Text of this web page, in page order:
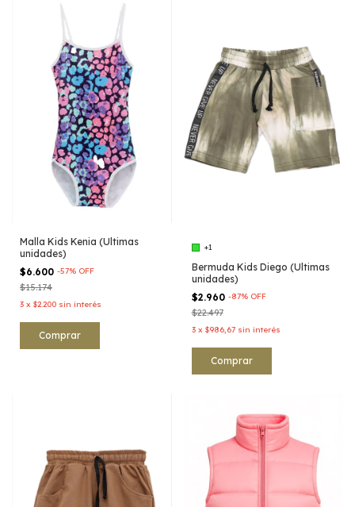
Malla Kids Kenia (Ultimas
unidades)
$6.600 -57% OFF
$15.174
3 x $2.200 sin interés
Comprar
+1
Bermuda Kids Diego (Ultimas
unidades)
$2.960 -87% OFF
$22.497
3 x $986,67 sin interés
Comprar